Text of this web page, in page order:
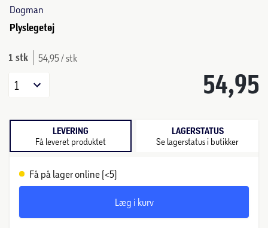
Dogman
Plyslegetøj
1 stk 54,95 / stk
54,95
1
LEVERING
Få leveret produktet
LAGERSTATUS
Se lagerstatus i butikker
Få på lager online (<5)
Læg i kurv